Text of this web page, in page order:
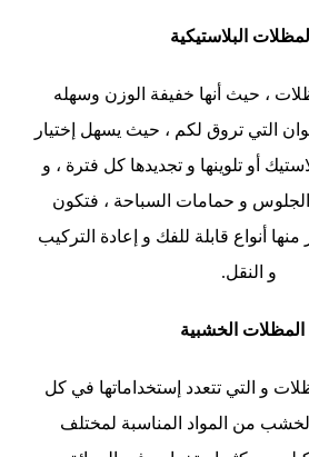
، حيث أنها خفيفة الوزن وسهله
التي تروق لكم ، حيث يسهل إختيار
أو تلوينها و تجديدها كل فترة ، و
و حمامات السباحة ، فتكون
أنواع قابلة للفك و إعادة التركيب
و النقل.
و التي تتعدد إستخداماتها في كل
من المواد المناسبة لمختلف